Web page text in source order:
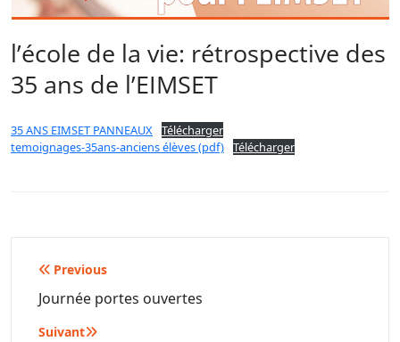
l’école de la vie: rétrospective des
35 ans de l’EIMSET
35 ANS EIMSET PANNEAUX Télécharger
temoignages-35ans-anciens élèves (pdf) Télécharger
Navigation
de
l’article
Previous
Journée portes ouvertes
Suivant